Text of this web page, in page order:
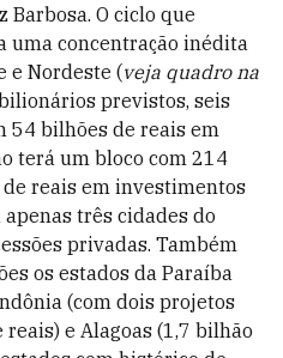
Barbosa. O ciclo que
uma concentração inédita
e Nordeste (veja quadro na
previstos, seis
54 bilhões de reais em
terá um bloco com 214
reais em investimentos
três cidades do
privadas. Também
os estados da Paraíba
(com dois projetos
e Alagoas (1,7 bilhão